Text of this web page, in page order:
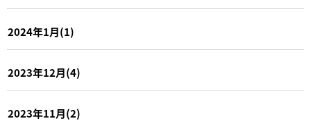
2024年1月(1)
2023年12月(4)
2023年11月(2)